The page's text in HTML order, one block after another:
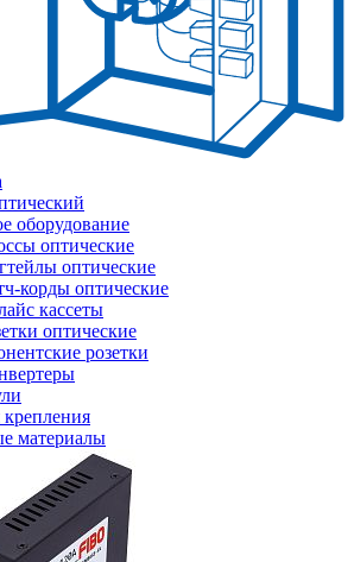
оборудование
оптические
оптические
корды оптические
кассеты
оптические
розетки
материалы